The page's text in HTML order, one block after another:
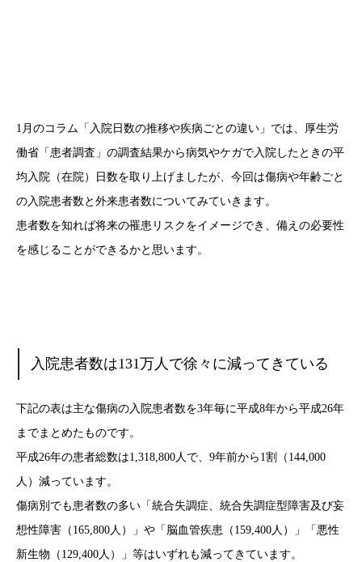
1月のコラム「入院日数の推移や疾病ごとの違い」では、厚生労
働省「患者調査」の調査結果から病気やケガで入院したときの平
均入院（在院）日数を取り上げましたが、今回は傷病や年齢ごと
の入院患者数と外来患者数についてみていきます。
患者数を知れば将来の罹患リスクをイメージでき、備えの必要性
を感じることができるかと思います。
入院患者数は131万人で徐々に減ってきている
下記の表は主な傷病の入院患者数を3年毎に平成8年から平成26年
までまとめたものです。
平成26年の患者総数は1,318,800人で、9年前から1割（144,000
人）減っています。
傷病別でも患者数の多い「統合失調症、統合失調症型障害及び妄
想性障害（165,800人）」や「脳血管疾患（159,400人）」「悪性
新生物（129,400人）」等はいずれも減ってきています。